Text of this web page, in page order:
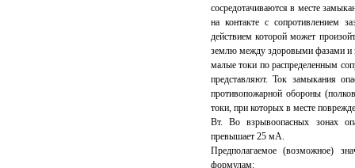
сосредотачиваются в месте
на контакте с сопротивлением
действием которой может
землю между здоровыми фазами и
малые токи по распределенным
представляют. Ток замыкания
противопожарной обороны
токи, при которых в месте
Вт. Во взрывоопасных зонах
превышает 25 мА.
Предполагаемое (возможное)
формулам: